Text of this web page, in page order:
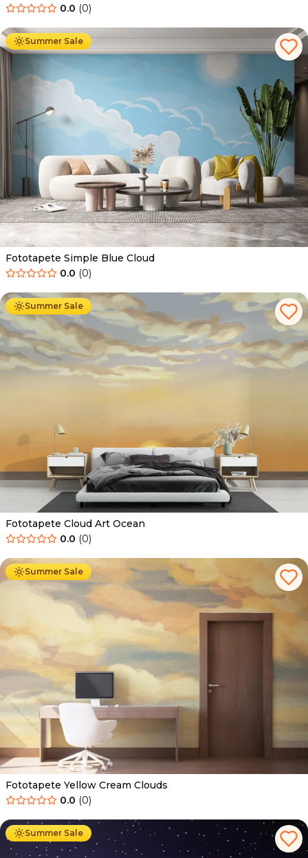
0.0 (0)
Summer Sale
Ab 34.90 € 19.90
Fototapete Simple Blue Cloud
0.0 (0)
Summer Sale
Ab 34.90 € 19.90
Fototapete Cloud Art Ocean
0.0 (0)
Summer Sale
Ab 34.90 € 19.90
Fototapete Yellow Cream Clouds
0.0 (0)
Summer Sale
Ab 34.90 € 19.90